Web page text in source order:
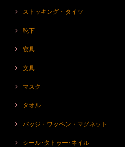
ストッキング・タイツ
靴下
寝具
文具
マスク
タオル
バッジ・ワッペン・マグネット
シール･タトゥー･ネイル